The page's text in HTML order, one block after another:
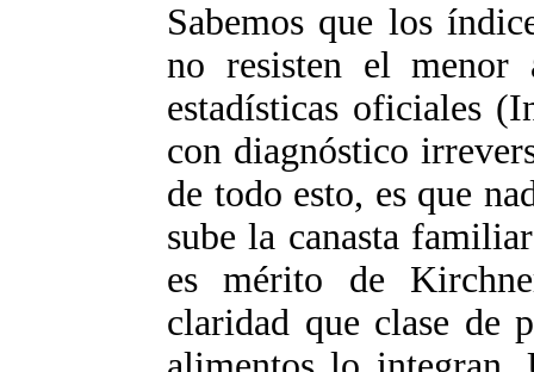
Sabemos que los
no resisten el
estadísticas oficiales
con diagnóstico
de todo esto, es que
sube la canasta
es mérito de
claridad que clase de